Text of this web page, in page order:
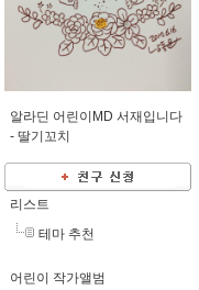
알라딘 어린이MD 서재입니다
- 딸기꼬치
리스트
테마 추천
어린이 작가앨범